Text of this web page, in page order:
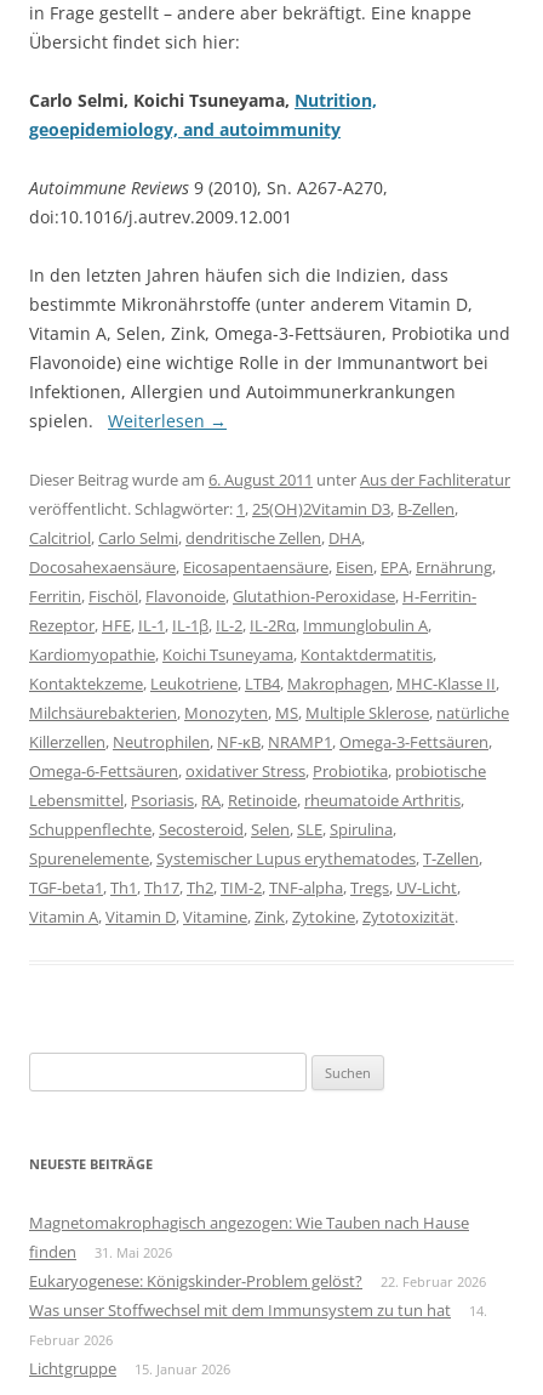
in Frage gestellt – andere aber bekräftigt. Eine knappe
Übersicht findet sich hier:
Carlo Selmi, Koichi Tsuneyama, Nutrition,
geoepidemiology, and autoimmunity
Autoimmune Reviews 9 (2010), Sn. A267-A270,
doi:10.1016/j.autrev.2009.12.001
In den letzten Jahren häufen sich die Indizien, dass
bestimmte Mikronährstoffe (unter anderem Vitamin D,
Vitamin A, Selen, Zink, Omega-3-Fettsäuren, Probiotika und
Flavonoide) eine wichtige Rolle in der Immunantwort bei
Infektionen, Allergien und Autoimmunerkrankungen
spielen. Weiterlesen →
Dieser Beitrag wurde am 6. August 2011 unterAus der Fachliteratur
veröffentlicht. Schlagwörter: 1,25(OH)2Vitamin D3, B-Zellen,
Calcitriol,Carlo Selmi,dendritische Zellen, DHA,
Docosahexaensäure, Eicosapentaensäure, Eisen, EPA, Ernährung,
Ferritin, Fischöl, Flavonoide,Glutathion-Peroxidase, H-Ferritin-
Rezeptor, HFE, IL-1, IL-1β, IL-2, IL-2Rα, Immunglobulin A,
Kardiomyopathie, Koichi Tsuneyama, Kontaktdermatitis,
Kontaktekzeme, Leukotriene, LTB4, Makrophagen, MHC-Klasse II,
Milchsäurebakterien, Monozyten, MS, Multiple Sklerose, natürliche
Killerzellen, Neutrophilen, NF-κB, NRAMP1,Omega-3-Fettsäuren,
Omega-6-Fettsäuren,oxidativer Stress, Probiotika, probiotische
Lebensmittel, Psoriasis, RA, Retinoide, rheumatoide Arthritis,
Schuppenflechte,Secosteroid,Selen,SLE,Spirulina,
Spurenelemente,Systemischer Lupus erythematodes,T-Zellen,
TGF-beta1,Th1,Th17,Th2,TIM-2,TNF-alpha,Tregs, UV-Licht,
Vitamin A,Vitamin D,Vitamine,Zink,Zytokine,Zytotoxizität.
nach:
NEUESTE BEITRÄGE
Magnetomakrophagisch angezogen: Wie Tauben nach Hause
finden
31. Mai 2026
Eukaryogenese: Königskinder-Problem gelöst? 22. Februar 2026
Was unser Stoffwechsel mit dem Immunsystem zu tun hat
14.
Februar 2026
Lichtgruppe 15. Januar 2026